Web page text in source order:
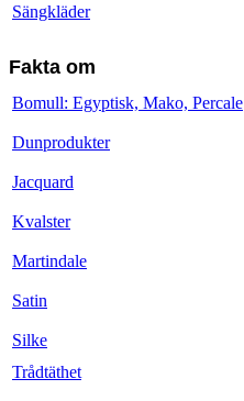
Sängkläder
Fakta om
Bomull: Egyptisk, Mako, Percale
Dunprodukter
Jacquard
Kvalster
Martindale
Satin
Silke
Trådtäthet